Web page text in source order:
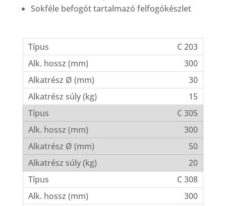
Sokféle befogót tartalmazó felfogókészlet
C 203
300
30
15
C 305
300
50
20
C 308
300